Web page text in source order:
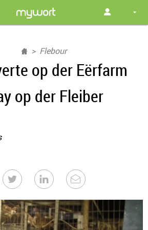
Flebour
op der Eërfarm
op der Fleiber